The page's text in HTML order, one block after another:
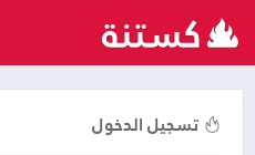
تسجيل الدخول